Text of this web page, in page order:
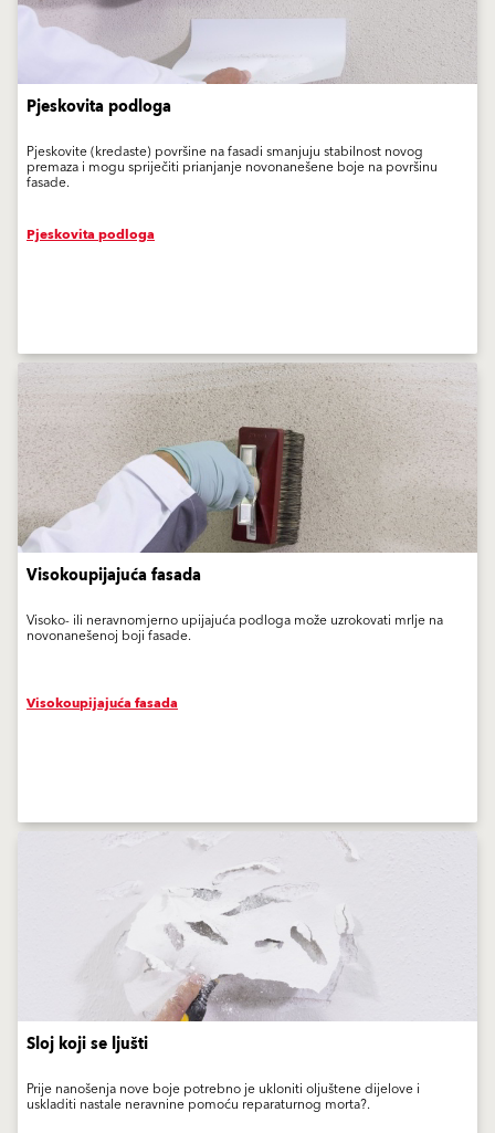
Pjeskovita podloga
Pjeskovite (kredaste) površine na fasadi smanjuju stabilnost novog
premaza i mogu spriječiti prianjanje novonanešene boje na površinu
fasade.
Pjeskovita podloga
Visokoupijajuća fasada
Visoko- ili neravnomjerno upijajuća podloga može uzrokovati mrlje na
novonanešenoj boji fasade.
Visokoupijajuća fasada
Sloj koji se ljušti
Prije nanošenja nove boje potrebno je ukloniti oljuštene dijelove i
uskladiti nastale neravnine pomoću reparaturnog morta?.